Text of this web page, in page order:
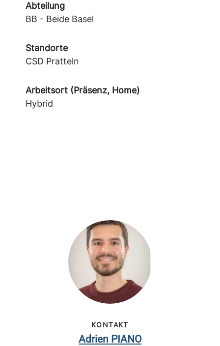
Abteilung
BB - Beide Basel
Standorte
CSD Pratteln
Arbeitsort (Präsenz, Home)
Hybrid
KONTAKT
Adrien PIANO